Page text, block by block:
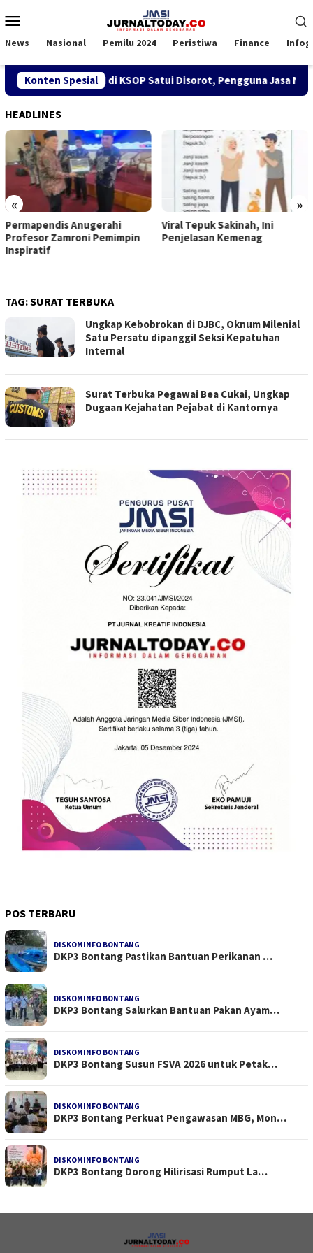
ke
Mobile
News Nasional Pemilu 2024 Peristiwa Finance
Konten Spesial
SPK TKBM di KSOP Satui Disorot, Pengguna Jasa Nilai
HEADLINES
« »
Permapendis Anugerahi
Profesor Zamroni Pemimpin
Inspiratif
Viral Tepuk Sakinah, Ini
Penjelasan Kemenag
TAG:SURAT TERBUKA
Ungkap Kebobrokan di DJBC, Oknum Milenial
Satu Persatu dipanggil Seksi Kepatuhan
Internal
Surat Terbuka Pegawai Bea Cukai, Ungkap
Dugaan Kejahatan Pejabat di Kantornya
POS TERBARU
DISKOMINFO BONTANG
DKP3 Bontang Pastikan Bantuan Perikanan …
DISKOMINFO BONTANG
DKP3 Bontang Salurkan Bantuan Pakan Ayam…
DISKOMINFO BONTANG
DKP3 Bontang Susun FSVA 2026 untuk Petak…
DISKOMINFO BONTANG
DKP3 Bontang Perkuat Pengawasan MBG, Mon…
DISKOMINFO BONTANG
DKP3 Bontang Dorong Hilirisasi Rumput La…